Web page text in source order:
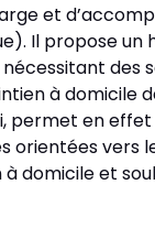
et
Il propose un
des
à domicile
permet en
orientées vers
domicile et